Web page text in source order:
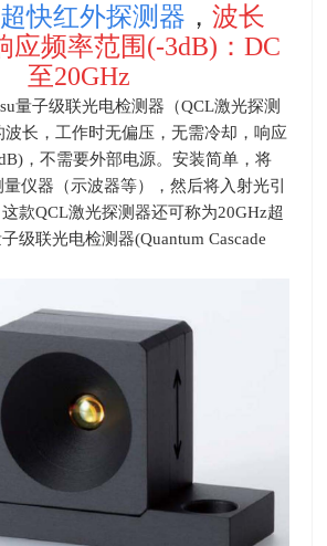
快红外探测器 ， 波长
应频率范围(-3dB)：DC
至20GHz
量子级联光电检测器（QCL激光探测
波长，工作时无偏压，无需冷却， 响应
，不需要外部电源。安装简单，将
仪器（示波器等），然后将入射光引
款QCL激光探测器还可称为20GHz超
级联光电检测器(Quantum Cascade